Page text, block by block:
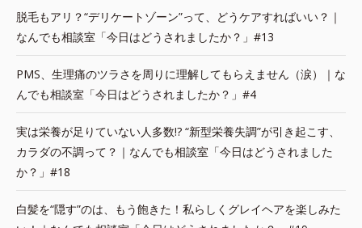
脱毛もアリ？“デリケートゾーン”って、どうケアすればいい？｜
なんでも相談室「今日はどうされましたか？」#13
PMS、生理痛のツラさを周りに理解してもらえません（涙）｜な
んでも相談室「今日はどうされましたか？」#4
実は栄養が足りていない人多数!? “新型栄養失調”が引き起こす、
カラダの不調って？｜なんでも相談室「今日はどうされました
か？」#18
白髪を“隠す”のは、もう飽きた！私らしくグレイヘアを楽しみた